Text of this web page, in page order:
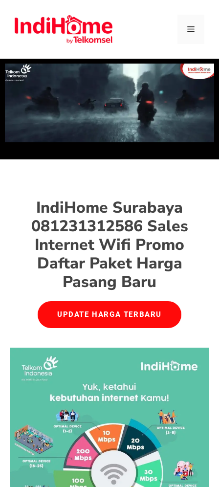
IndiHome Surabaya
081231312586 Sales
Internet Wifi Promo
Daftar Paket Harga
Pasang Baru
UPDATE HARGA TERBARU